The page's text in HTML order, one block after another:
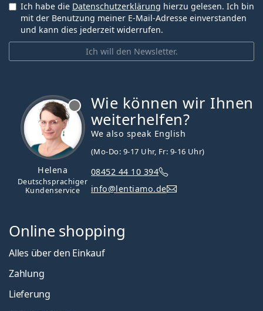
Ich will den Newsletter.
Ich habe die Datenschutzerklärung hierzu gelesen. Ich bin
mit der Benutzung meiner E-Mail-Adresse einverstanden
und kann dies jederzeit widerrufen.
Helena
Deutschsprachiger
Kundenservice
Wie können wir Ihnen
weiterhelfen?
We also speak English
(Mo-Do: 9-17 Uhr, Fr: 9-16 Uhr)
08452 44 10 394
info@lentiamo.de
Online shopping
Alles über den Einkauf
Zahlung
Lieferung